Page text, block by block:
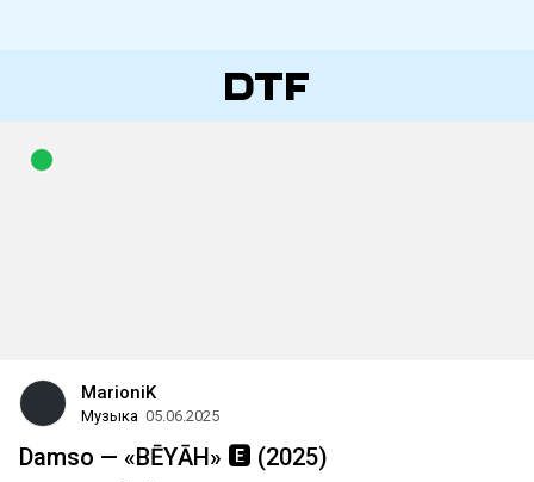
MarioniK
Музыка 05.06.2025
Damso — «BĒYĀH» 🅴 (2025)